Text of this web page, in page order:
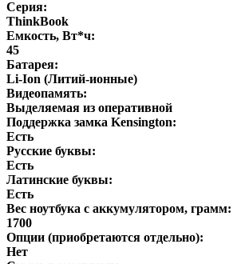
Серия:
ThinkBook
Емкость, Вт*ч:
45
Батарея:
Li-Ion (Литий-ионные)
Видеопамять:
Выделяемая из оперативной
Поддержка замка Kensington:
Есть
Русские буквы:
Есть
Латинские буквы:
Есть
Вес ноутбука с аккумулятором, грамм:
1700
Опции (приобретаются отдельно):
Нет